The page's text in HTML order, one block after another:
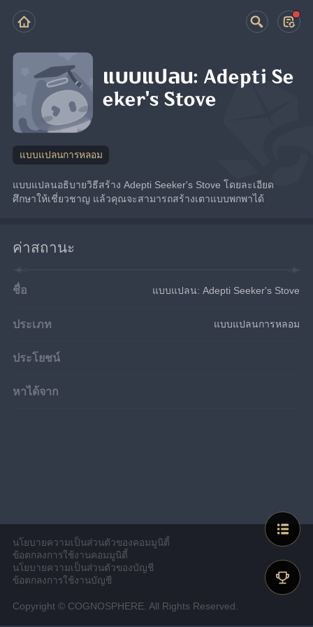
แบบแปลน: Adepti Se
eker's Stove
แบบแปลนการหลอม
แบบแปลนอธิบายวิธีสร้าง Adepti Seeker's Stove โดยละเอียด
ศึกษาให้เชี่ยวชาญ แล้วคุณจะสามารถสร้างเตาแบบพกพาได้
ค่าสถานะ
ชื่อ แบบแปลน: Adepti Seeker's Stove
ประเภท แบบแปลนการหลอม
ประโยชน์
หาได้จาก
นโยบายความเป็นส่วนตัวของคอมมูนิตี้
ข้อตกลงการใช้งานคอมมูนิตี้
นโยบายความเป็นส่วนตัวของบัญชี
ข้อตกลงการใช้งานบัญชี
Copyright © COGNOSPHERE. All Rights Reserved.